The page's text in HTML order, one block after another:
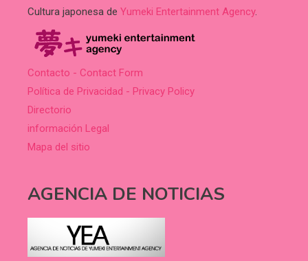
Cultura japonesa de Yumeki Entertainment Agency.
Contacto - Contact Form
Política de Privacidad - Privacy Policy
Directorio
información Legal
Mapa del sitio
AGENCIA DE NOTICIAS